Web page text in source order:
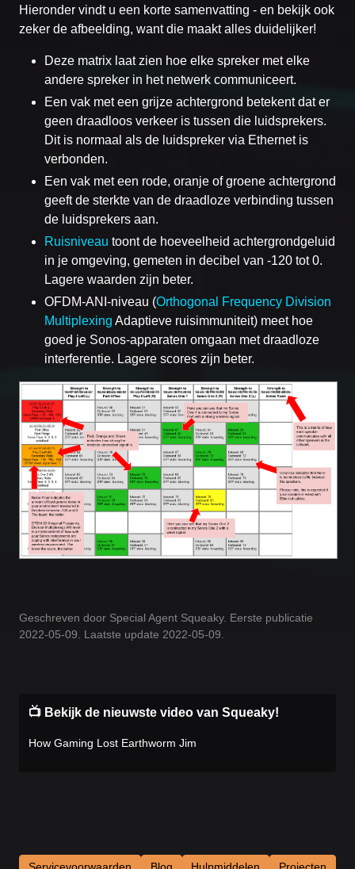
Hieronder vindt u een korte samenvatting - en bekijk ook
zeker de afbeelding, want die maakt alles duidelijker!
Deze matrix laat zien hoe elke spreker met elke
andere spreker in het netwerk communiceert.
Een vak met een grijze achtergrond betekent dat er
geen draadloos verkeer is tussen die luidsprekers.
Dit is normaal als de luidspreker via Ethernet is
verbonden.
Een vak met een rode, oranje of groene achtergrond
geeft de sterkte van de draadloze verbinding tussen
de luidsprekers aan.
Ruisniveau toont de hoeveelheid achtergrondgeluid
in je omgeving, gemeten in decibel van -120 tot 0.
Lagere waarden zijn beter.
OFDM-ANI-niveau (Orthogonal Frequency Division
Multiplexing Adaptieve ruisimmuniteit) meet hoe
goed je Sonos-apparaten omgaan met draadloze
interferentie. Lagere scores zijn beter.
Geschreven door Special Agent Squeaky. Eerste publicatie
2022-05-09. Laatste update 2022-05-09.
📺 Bekijk de nieuwste video van Squeaky!
How Gaming Lost Earthworm Jim
Servicevoorwaarden Blog Hulpmiddelen Projecten